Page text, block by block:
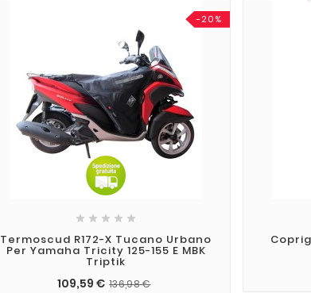
-20%
    
Termoscud R172-X Tucano Urbano
Per Yamaha Tricity 125-155 E MBK
Triptik
109,59 € 136,98 €